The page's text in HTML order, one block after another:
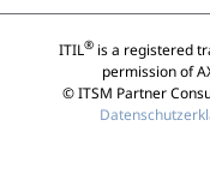
ITIL®is a registered
permission of
© ITSM Partner